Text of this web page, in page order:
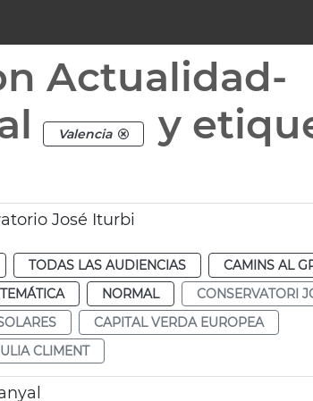
Actualidad-
Valencia y
José Iturbi
TODAS LAS AUDIENCIAS CAMINS AL
NORMAL
CONSERVATORI
CAPITAL VERDA EUROPEA
CLIMENT